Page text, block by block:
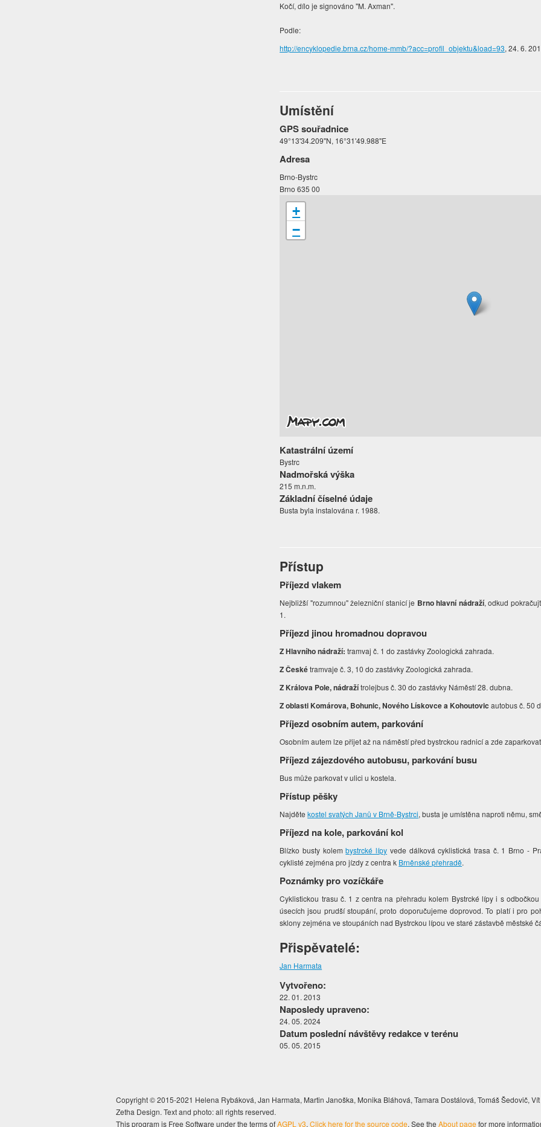
Kočí, dílo je signováno "M. Axman".
Podle:
http://encyklopedie.brna.cz/home-mmb/?acc=profil_objektu&load=93, 24. 6.
Umístění
GPS souřadnice
49°13'34.209"N, 16°31'49.988"E
Adresa
Brno-Bystrc
Brno 635 00
+
−
Katastrální území
Bystrc
Nadmořská výška
215 m.n.m.
Základní číselné údaje
Busta byla instalována r. 1988.
Přístup
Příjezd vlakem
Nejbližší "rozumnou" železniční stanicí je Brno hlavní nádraží, odkud
1.
Příjezd jinou hromadnou dopravou
Z Hlavního nádraží: tramvaj č. 1 do zastávky Zoologická zahrada.
Z Českétramvaje č. 3, 10 do zastávky Zoologická zahrada.
Z Králova Pole, nádražítrolejbus č. 30 do zastávky Náměstí 28. dubna.
Z oblasti Komárova, Bohunic, Nového Lískovce a Kohoutovic autobus č. 50
Příjezd osobním autem, parkování
Osobním autem lze přijet až na náměstí před bystrckou radnicí a zde
Příjezd zájezdového autobusu, parkování busu
Bus může parkovat v ulici u kostela.
Přístup pěšky
Najdětekostel svatých Janů v Brně-Bystrci, busta je umístěna naproti němu,
Příjezd na kole, parkování kol
Blízko busty kolembystrcké lípy vede dálková cyklistická trasa č. 1 Brno -
cyklisté zejména pro jízdy z centra k Brněnské přehradě.
Poznámky pro vozíčkáře
Cyklistickou trasu č. 1 z centra na přehradu kolem Bystrcké lípy i s
úsecích jsou prudší stoupání, proto doporučujeme doprovod. To platí i pro
sklony zejména ve stoupáních nad Bystrckou lípou ve staré zástavbě městské
Přispěvatelé:
Jan Harmata
Vytvořeno:
22. 01. 2013
Naposledy upraveno:
24. 05. 2024
Datum poslední návštěvy redakce v terénu
05. 05. 2015
Copyright © 2015-2021 Helena Rybáková, Jan Harmata, Martin Janoška, Monika Bláhová, Tamara Dostálová, Tomáš Šedovič,
Zetha Design. Text and photo: all rights reserved.
This program is Free Software under the terms ofAGPL v3. Click here for the source code. See the About pagefor more